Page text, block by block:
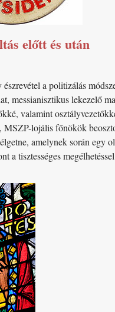
előtt és után
észrevétel a politizálás
messianisztikus lekezelő
valamint
MSZP-lojális főnökök
amelynek során egy
a tisztességes